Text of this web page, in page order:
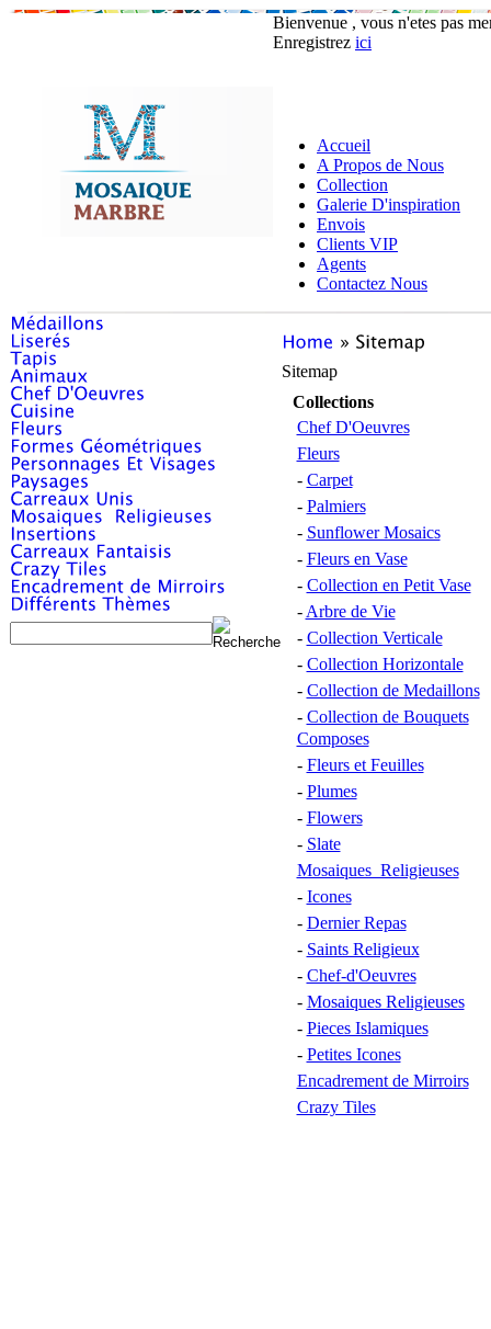
Bienvenue , vous n'etes pas
Enregistrez ici
Accueil
A Propos de Nous
Collection
Galerie D'inspiration
Envois
Clients VIP
Agents
Contactez Nous
Sitemap
Collections
Chef D'Oeuvres
Fleurs
- Carpet
- Palmiers
- Sunflower Mosaics
- Fleurs en Vase
- Collection en Petit Vase
- Arbre de Vie
- Collection Verticale
- Collection Horizontale
- Collection de Medaillons
- Collection de Bouquets
Composes
- Fleurs et Feuilles
- Plumes
- Flowers
- Slate
Mosaiques Religieuses
- Icones
- Dernier Repas
- Saints Religieux
- Chef-d'Oeuvres
- Mosaiques Religieuses
- Pieces Islamiques
- Petites Icones
Encadrement de Mirroirs
Crazy Tiles